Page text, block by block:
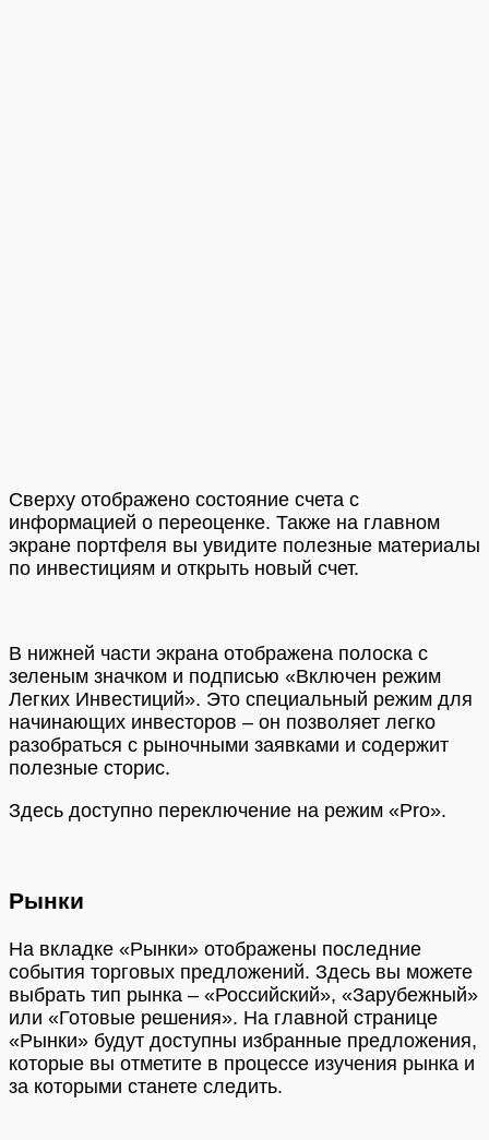
Сверху отображено состояние счета с
информацией о переоценке. Также на главном
экране портфеля вы увидите полезные материалы
по инвестициям и открыть новый счет.
В нижней части экрана отображена полоска с
зеленым значком и подписью «Включен режим
Легких Инвестиций». Это специальный режим для
начинающих инвесторов – он позволяет легко
разобраться с рыночными заявками и содержит
полезные сторис.
Здесь доступно переключение на режим «Pro».
Рынки
На вкладке «Рынки» отображены последние
события торговых предложений. Здесь вы можете
выбрать тип рынка – «Российский», «Зарубежный»
или «Готовые решения». На главной странице
«Рынки» будут доступны избранные предложения,
которые вы отметите в процессе изучения рынка и
за которыми станете следить.